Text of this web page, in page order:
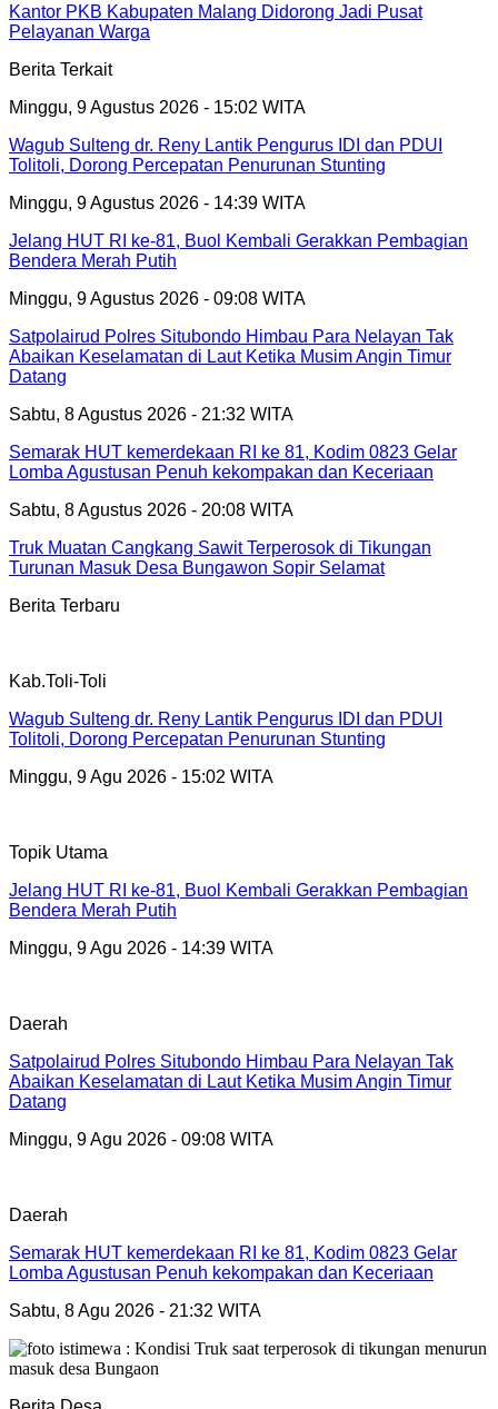
Kantor PKB Kabupaten Malang Didorong Jadi Pusat
Pelayanan Warga
Berita Terkait
Minggu, 9 Agustus 2026 - 15:02 WITA
Wagub Sulteng dr. Reny Lantik Pengurus IDI dan PDUI
Tolitoli, Dorong Percepatan Penurunan Stunting
Minggu, 9 Agustus 2026 - 14:39 WITA
Jelang HUT RI ke-81, Buol Kembali Gerakkan Pembagian
Bendera Merah Putih
Minggu, 9 Agustus 2026 - 09:08 WITA
Satpolairud Polres Situbondo Himbau Para Nelayan Tak
Abaikan Keselamatan di Laut Ketika Musim Angin Timur
Datang
Sabtu, 8 Agustus 2026 - 21:32 WITA
Semarak HUT kemerdekaan RI ke 81, Kodim 0823 Gelar
Lomba Agustusan Penuh kekompakan dan Keceriaan
Sabtu, 8 Agustus 2026 - 20:08 WITA
Truk Muatan Cangkang Sawit Terperosok di Tikungan
Turunan Masuk Desa Bungawon Sopir Selamat
Berita Terbaru
Kab.Toli-Toli
Wagub Sulteng dr. Reny Lantik Pengurus IDI dan PDUI
Tolitoli, Dorong Percepatan Penurunan Stunting
Minggu, 9 Agu 2026 - 15:02 WITA
Topik Utama
Jelang HUT RI ke-81, Buol Kembali Gerakkan Pembagian
Bendera Merah Putih
Minggu, 9 Agu 2026 - 14:39 WITA
Daerah
Satpolairud Polres Situbondo Himbau Para Nelayan Tak
Abaikan Keselamatan di Laut Ketika Musim Angin Timur
Datang
Minggu, 9 Agu 2026 - 09:08 WITA
Daerah
Semarak HUT kemerdekaan RI ke 81, Kodim 0823 Gelar
Lomba Agustusan Penuh kekompakan dan Keceriaan
Sabtu, 8 Agu 2026 - 21:32 WITA